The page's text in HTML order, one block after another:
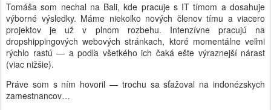
Tomáša som nechal na Bali, kde pracuje s IT tímom a dosahuje
výborné výsledky. Máme niekoľko nových členov tímu a viacero
projektov je už v plnom rozbehu. Intenzívne pracujú na
dropshippingových webových stránkach, ktoré momentálne veľmi
rýchlo rastú — a podľa všetkého ich čaká ešte výraznejší nárast
(viac nižšie).
Práve som s ním hovoril — trochu sa sťažoval na indonézskych
zamestnancov…